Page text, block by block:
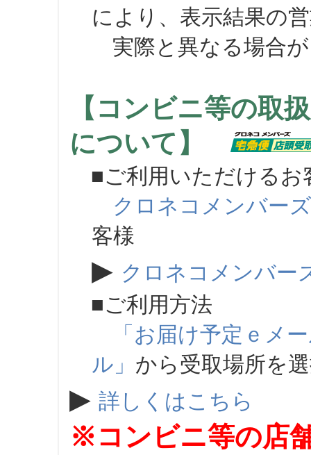
により、表示結果の
実際と異なる場合が
【コンビニ等の取
について】
■ご利用いただけるお
クロネコメンバーズ
客様
▶ クロネコメンバー
■ご利用方法
「お届け予定ｅメ
ル」 から受取場所を
▶ 詳しくはこちら
※コンビニ等の店